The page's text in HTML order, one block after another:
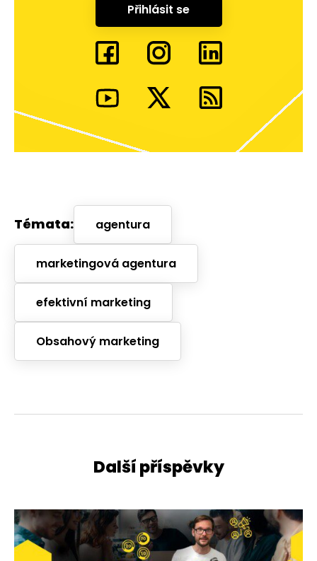
Přihlásit se
Témata: agentura
marketingová agentura
efektivní marketing
Obsahový marketing
Další příspěvky